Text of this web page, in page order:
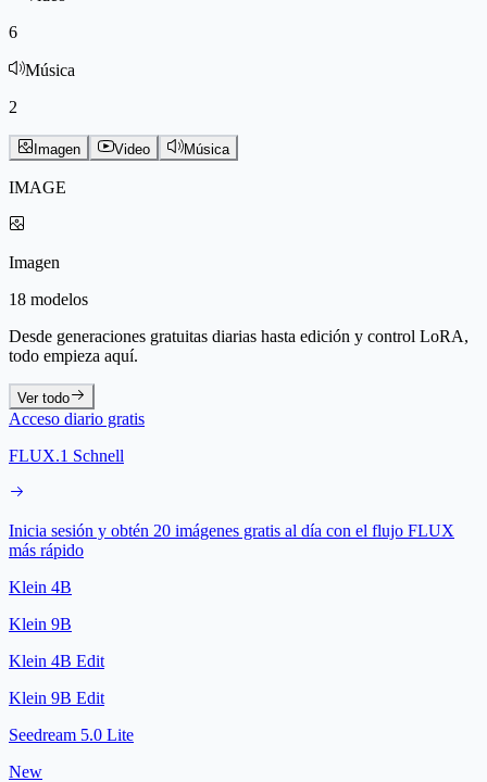
6
Música
2
Imagen Video Música
IMAGE
Imagen
18 modelos
Desde generaciones gratuitas diarias hasta edición y control LoRA,
todo empieza aquí.
Ver todo
Acceso diario gratis
FLUX.1 Schnell
Inicia sesión y obtén 20 imágenes gratis al día con el flujo FLUX
más rápido
Klein 4B
Klein 9B
Klein 4B Edit
Klein 9B Edit
Seedream 5.0 Lite
New